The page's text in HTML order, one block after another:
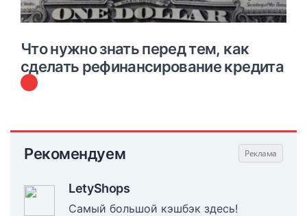
Что нужно знать перед тем, как
сделать рефинансирование кредита
Рекомендуем
LetyShops
Самый большой кэшбэк здесь!